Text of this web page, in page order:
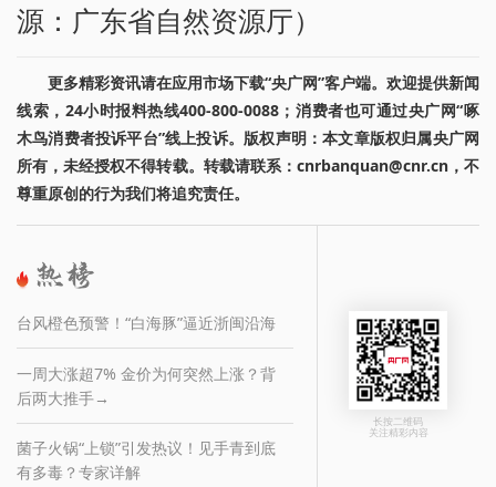
源：广东省自然资源厅）
更多精彩资讯请在应用市场下载“央广网”客户端。欢迎提供新闻
线索，24小时报料热线400-800-0088；消费者也可通过央广网“啄
木鸟消费者投诉平台”线上投诉。版权声明：本文章版权归属央广网
所有，未经授权不得转载。转载请联系：cnrbanquan@cnr.cn，不
尊重原创的行为我们将追究责任。
台风橙色预警！“白海豚”逼近浙闽沿海
一周大涨超7% 金价为何突然上涨？背
后两大推手→
菌子火锅“上锁”引发热议！见手青到底
有多毒？专家详解
长按二维码
关注精彩内容